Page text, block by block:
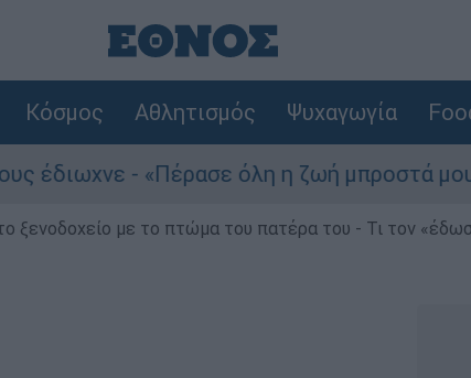
Κόσμος Αθλητισμός Ψυχαγωγία
- «Πέρασε όλη η ζωή μπροστά μου»
ξενοδοχείο με το πτώμα του πατέρα του - Τι τον